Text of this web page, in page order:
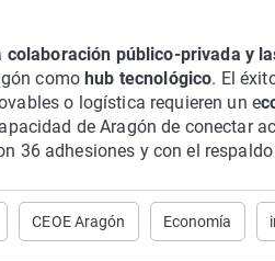
colaboración público-privada y
como hub tecnológico. El
o logística requieren un e
de Aragón de conectar
36 adhesiones y con el
CEOE Aragón Economía